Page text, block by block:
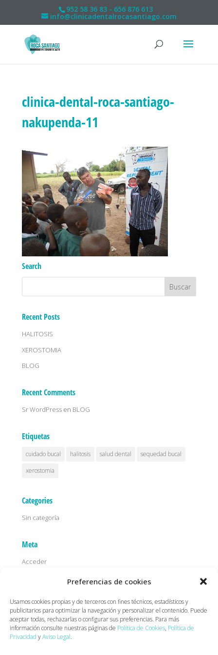
Preferencias de cookies
Usamos cookies propias y de terceros con fines técnicos, estadísticos y
publicitarios para optimizar la navegación y personalizar el contenido. Puede
aceptar todas, rechazarlas o configurar sus preferencias. Para más
información consulte nuestras páginas de Política de Cookies, Política de
Privacidad yAviso Legal.
952 58 36 83 - 656 876 613
info@clinicadentalrocasantiago.com
clinica-dental-roca-santiago-
nakupenda-11
Search
Recent Posts
HALITOSIS
XEROSTOMIA
BLOG
Recent Comments
Sr WordPressen BLOG
Etiquetas
cuidado bucal halitosis salud dental
sequedad bucal
xerostomia
Categories
Sin categoría
Meta
Acceder
WordPress.org